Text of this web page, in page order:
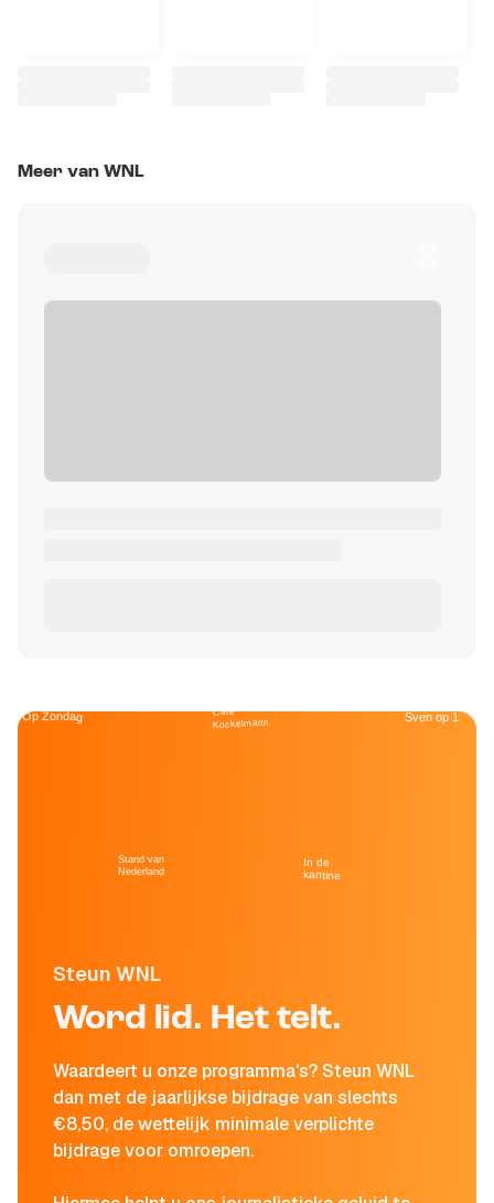
Meer van WNL
Steun WNL
Word lid. Het telt.
Waardeert u onze programma's? Steun WNL
dan met de jaarlijkse bijdrage van slechts
€8,50, de wettelijk minimale verplichte
bijdrage voor omroepen.
Op Zondag
Stand van
Nederland
Café
Kockelmann
In de
kantine
Sven op 1